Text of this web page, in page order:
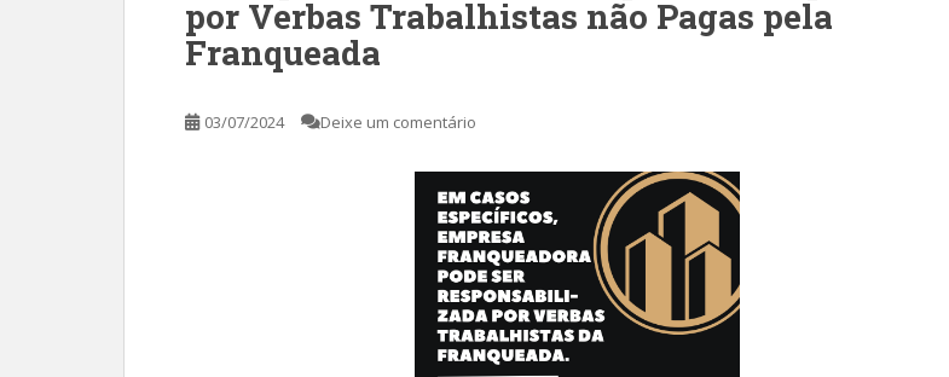
por Verbas Trabalhistas não Pagas pela
Franqueada
03/07/2024 Deixe um comentário